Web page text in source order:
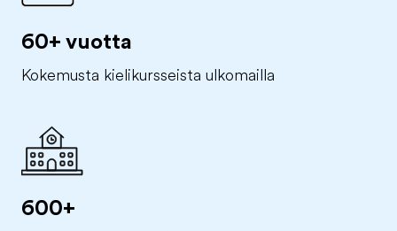
60+ vuotta
Kokemusta kielikursseista ulkomailla
600+